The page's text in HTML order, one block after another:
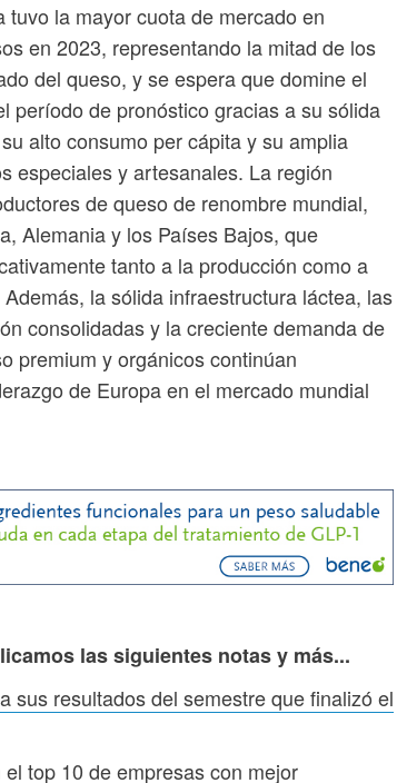
tuvo la mayor cuota de mercado en
en 2023, representando la mitad de los
del queso, y se espera que domine el
período de pronóstico gracias a su sólida
alto consumo per cápita y su amplia
especiales y artesanales. La región
de queso de renombre mundial,
Alemania y los Países Bajos, que
tanto a la producción como a
la sólida infraestructura láctea, las
consolidadas y la creciente demanda de
premium y orgánicos continúan
de Europa en el mercado mundial
las siguientes notas y más...
sus resultados del semestre que finalizó el
top 10 de empresas con mejor